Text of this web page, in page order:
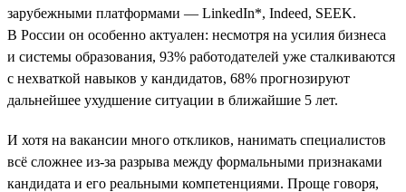
зарубежными платформами — LinkedIn*, Indeed, SEEK.
В России он особенно актуален: несмотря на усилия бизнеса
и системы образования, 93% работодателей уже сталкиваются
с нехваткой навыков у кандидатов, 68% прогнозируют
дальнейшее ухудшение ситуации в ближайшие 5 лет.
И хотя на вакансии много откликов, нанимать специалистов
всё сложнее из-за разрыва между формальными признаками
кандидата и его реальными компетенциями. Проще говоря,